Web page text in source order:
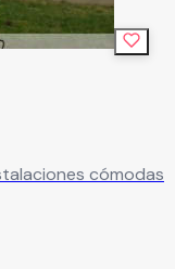
cómodas